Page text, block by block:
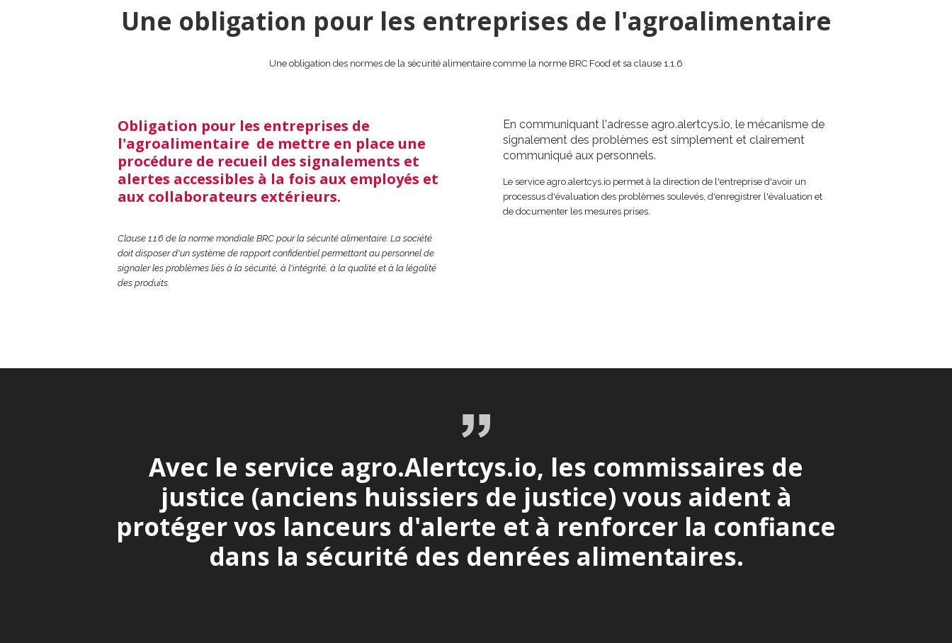
Une obligation pour les entreprises de l'agroalimentaire
Une obligation des normes de la sécurité alimentaire comme la norme BRC Food et sa clause 1.1.6
Obligation pour les entreprises de
l'agroalimentaire de mettre en place une
procédure de recueil des signalements et
alertes accessibles à la fois aux employés et
aux collaborateurs extérieurs.
Clause 1.1.6 de la norme mondiale BRC pour la sécurité alimentaire. La société
doit disposer d'un système de rapport confidentiel permettant au personnel de
signaler les problèmes liés à la sécurité, à l'intégrité, à la qualité et à la légalité
des produits.
En communiquant l'adresse agro.alertcys.io, le mécanisme de
signalement des problèmes est simplement et clairement
communiqué aux personnels.
Le service agro.alertcys.io permet à la direction de l'entreprise d'avoir un
processus d'évaluation des problèmes soulevés, d'enregistrer l'évaluation et
de documenter les mesures prises.
Avec le service agro.Alertcys.io, les commissaires de
justice (anciens huissiers de justice) vous aident à
protéger vos lanceurs d'alerte et à renforcer la confiance
dans la sécurité des denrées alimentaires.